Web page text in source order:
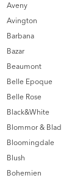
Aveny
Avington
Barbana
Bazar
Beaumont
Belle Epoque
Belle Rose
Black&White
Blommor & Blad
Bloomingdale
Blush
Bohemien